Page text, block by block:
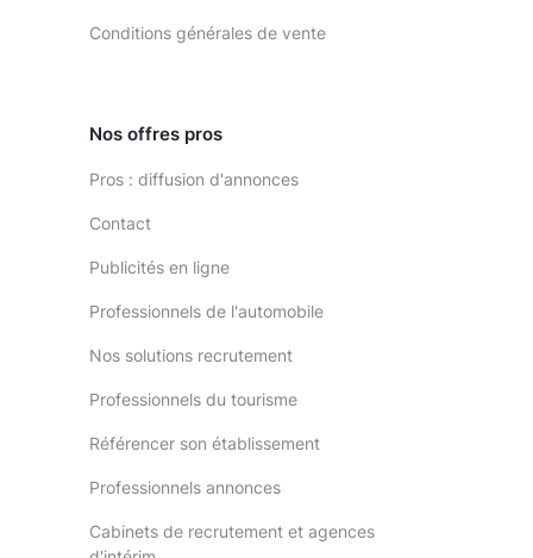
Conditions générales de vente
Nos offres pros
Pros : diffusion d'annonces
Contact
Publicités en ligne
Professionnels de l'automobile
Nos solutions recrutement
Professionnels du tourisme
Référencer son établissement
Professionnels annonces
Cabinets de recrutement et agences